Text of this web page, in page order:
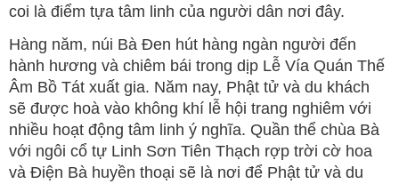
coi là điểm tựa tâm linh của người dân nơi đây.
Hàng năm, núi Bà Đen hút hàng ngàn người đến
hành hương và chiêm bái trong dịp Lễ Vía Quán Thế
Âm Bồ Tát xuất gia. Năm nay, Phật tử và du khách
sẽ được hoà vào không khí lễ hội trang nghiêm với
nhiều hoạt động tâm linh ý nghĩa. Quần thể chùa Bà
với ngôi cổ tự Linh Sơn Tiên Thạch rợp trời cờ hoa
và Điện Bà huyền thoại sẽ là nơi để Phật tử và du